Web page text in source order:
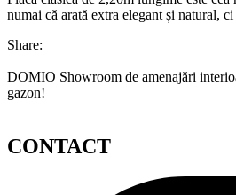
numai că arată extra elegant și natural,
Share:
DOMIO Showroom de amenajări
gazon!
CONTACT